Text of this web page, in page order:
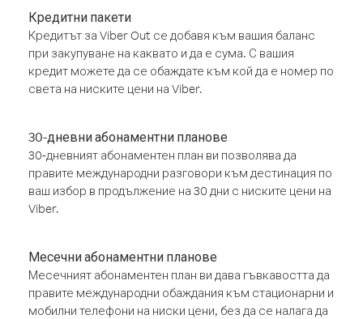
Кредитни пакети
Кредитът за Viber Out се добавя към вашия баланс
при закупуване на каквато и да е сума. С вашия
кредит можете да се обаждате към кой да е номер по
света на ниските цени на Viber.
30-дневни абонаментни планове
30-дневният абонаментен план ви позволява да
правите международни разговори към дестинация по
ваш избор в продължение на 30 дни с ниските цени на
Viber.
Месечни абонаментни планове
Месечният абонаментен план ви дава гъвкавостта да
правите международни обаждания към стационарни и
мобилни телефони на ниски цени, без да се налага да